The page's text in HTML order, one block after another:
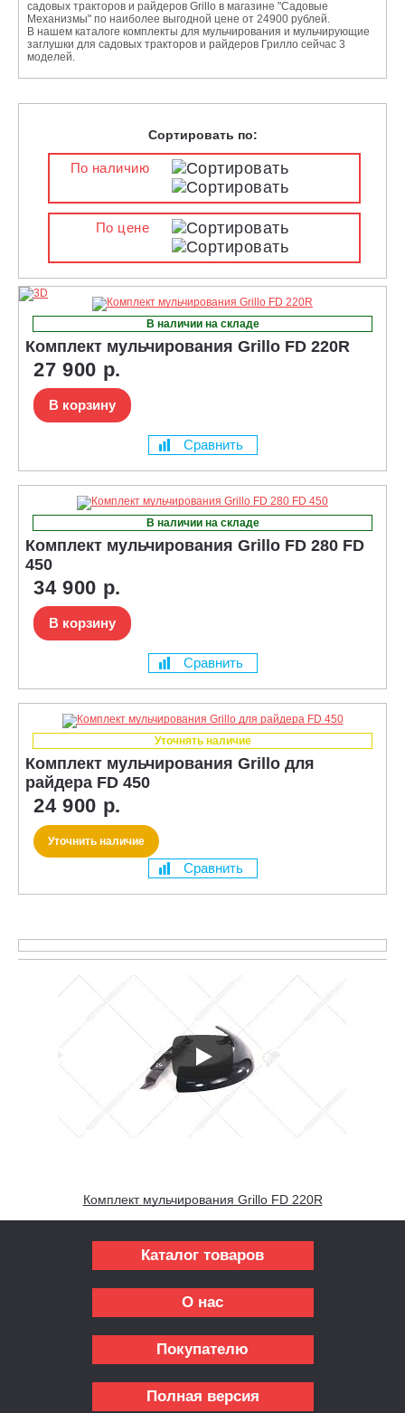
садовых тракторов и райдеров Grillo в магазине "Садовые
Механизмы" по наиболее выгодной цене от 24900 рублей.
В нашем каталоге комплекты для мульчирования и мульчирующие
заглушки для садовых тракторов и райдеров Грилло сейчас 3
моделей.
Сортировать по:
По наличию
По цене
В наличии на складе
Комплект мульчирования Grillo FD 220R
27 900 р.
В корзину
Сравнить
В наличии на складе
Комплект мульчирования Grillo FD 280 FD
450
34 900 р.
В корзину
Сравнить
Уточнять наличие
Комплект мульчирования Grillo для
райдера FD 450
24 900 р.
Уточнить наличие
Сравнить
Комплект мульчирования Grillo FD 220R
Каталог товаров
О нас
Покупателю
Полная версия